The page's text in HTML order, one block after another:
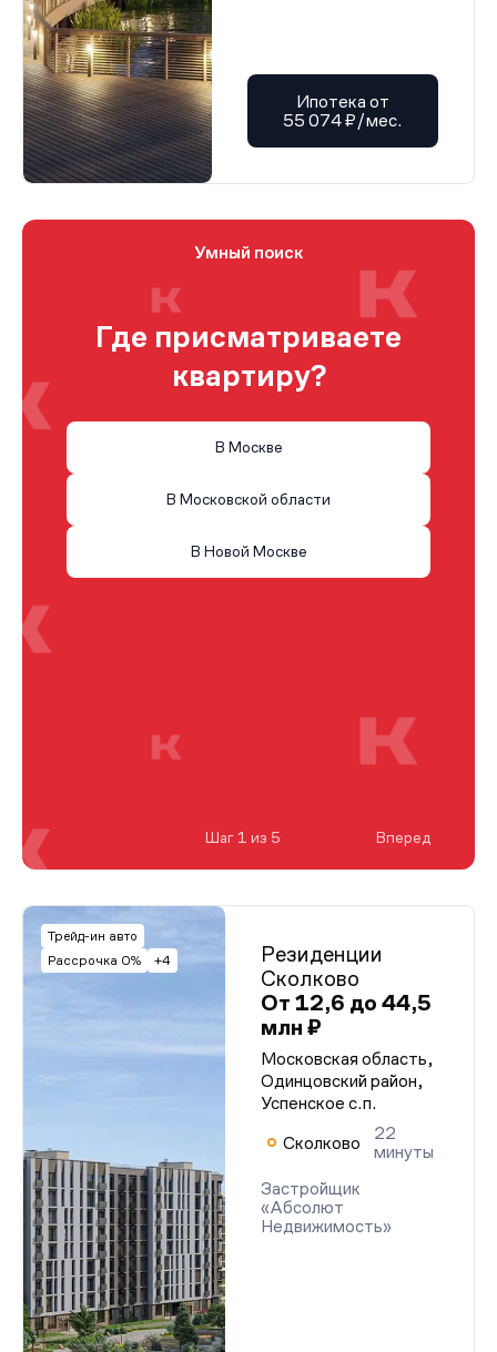
Ипотека от
55 074 ₽/мес.
Трейд-ин авто
Рассрочка 0%
+4
Резиденции
Сколково
От 12,6 до 44,5
млн ₽
Московская область,
Одинцовский район,
Успенское с.п.
Сколково
22
минуты
Застройщик
«Абсолют
Недвижимость»
Умный поиск
Где присматриваете
квартиру?
В Москве
В Московской области
В Новой Москве
Шаг 1 из 5 Вперед